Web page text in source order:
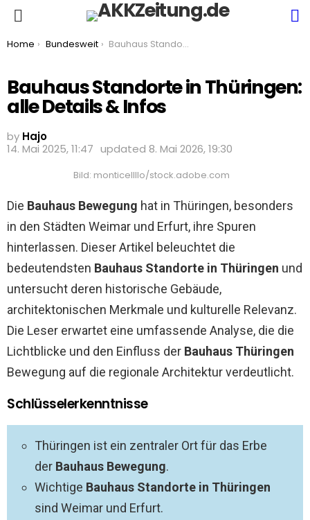
You are here:
Home Bundesweit Bauhaus Standorte in Thüringen: alle Details & Infos
Bauhaus Standorte in Thüringen:
alle Details & Infos
by Hajo
14. Mai 2025, 11:47 updated 8. Mai 2026, 19:30
Bild: monticellllo/stock.adobe.com
Die Bauhaus Bewegung hat in Thüringen, besonders
in den Städten Weimar und Erfurt, ihre Spuren
hinterlassen. Dieser Artikel beleuchtet die
bedeutendsten Bauhaus Standorte in Thüringen und
untersucht deren historische Gebäude,
architektonischen Merkmale und kulturelle Relevanz.
Die Leser erwartet eine umfassende Analyse, die die
Lichtblicke und den Einfluss der Bauhaus Thüringen
Bewegung auf die regionale Architektur verdeutlicht.
Schlüsselerkenntnisse
Thüringen ist ein zentraler Ort für das Erbe
der Bauhaus Bewegung.
Wichtige Bauhaus Standorte in Thüringen
sind Weimar und Erfurt.